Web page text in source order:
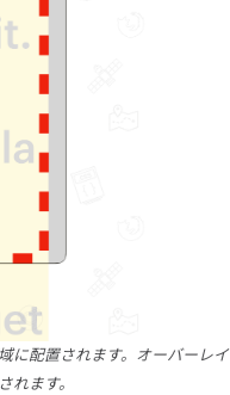
に配置されます。オーバーレイ
ます。